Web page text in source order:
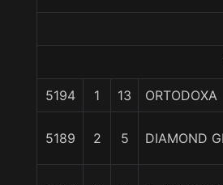
5194 1 13 ORTODOXA
5189 2 5 DIAMOND